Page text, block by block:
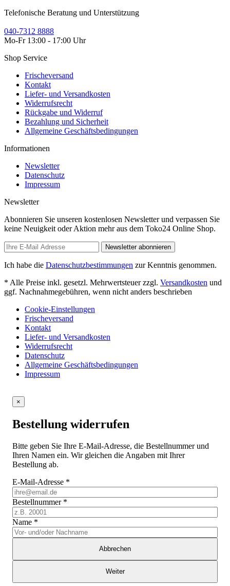
Telefonische Beratung und Unterstützung
040-7312 8888
Mo-Fr 13:00 - 17:00 Uhr
Shop Service
Frischeversand
Kontakt
Liefer- und Versandkosten
Widerrufsrecht
Rückgabe und Widerruf
Bezahlung und Sicherheit
Allgemeine Geschäftsbedingungen
Informationen
Newsletter
Datenschutz
Impressum
Newsletter
Abonnieren Sie unseren kostenlosen Newsletter und verpassen Sie
keine Neuigkeit oder Aktion mehr aus dem Toko24 Online Shop.
Newsletter abonnieren
Ich habe die Datenschutzbestimmungen zur Kenntnis genommen.
* Alle Preise inkl. gesetzl. Mehrwertsteuer zzgl. Versandkosten und
ggf. Nachnahmegebühren, wenn nicht anders beschrieben
Cookie-Einstellungen
Frischeversand
Kontakt
Liefer- und Versandkosten
Widerrufsrecht
Datenschutz
Allgemeine Geschäftsbedingungen
Impressum
×
Bestellung widerrufen
Bitte geben Sie Ihre E-Mail-Adresse, die Bestellnummer und
Ihren Namen ein. Wir gleichen die Angaben mit Ihrer
Bestellung ab.
E-Mail-Adresse *
Bestellnummer *
Name *
Abbrechen
Weiter